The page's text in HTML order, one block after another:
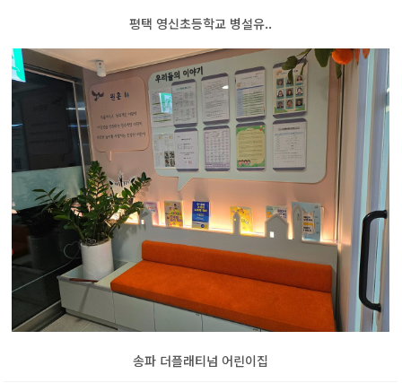
평택 영신초등학교 병설유..
송파 더플래티넘 어린이집